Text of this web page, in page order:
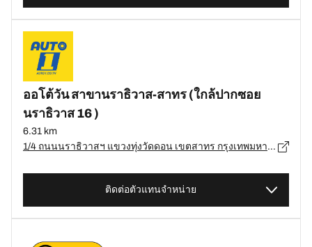
ออโต้วัน สาขานราธิวาส-สาทร (ใกล้ปากซอย
นราธิวาส 16 )
6.31 km
1/4 ถนนนราธิวาสฯ แขวงทุ่งวัดดอน เขตสาทร กรุงเทพมหานคร 10120, ยำนนำวำ - 10120
ติดต่อตัวแทนจำหน่าย